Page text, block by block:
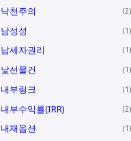
낙천주의 2
남성성 1
납세자권리 1
낯선물건 1
내부링크 1
내부수익률(IRR) 2
내재옵션 1